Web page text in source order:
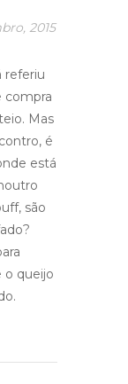
2015
referiu
compra
Mas
é
está
são
o queijo